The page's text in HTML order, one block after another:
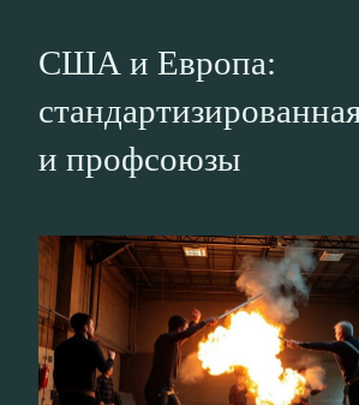
США и Европа:
и профсоюзы